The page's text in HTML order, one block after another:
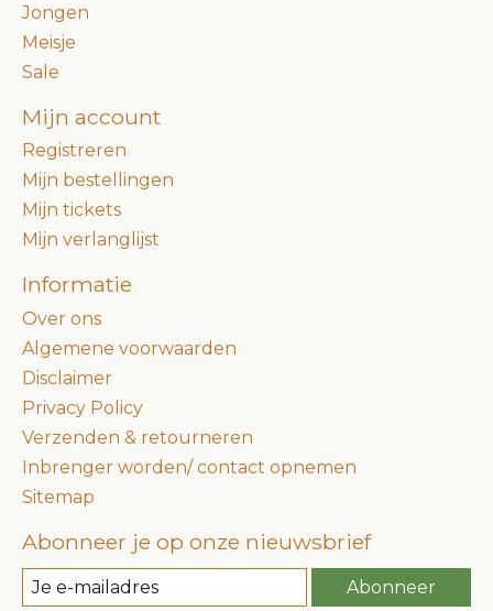
Jongen
Meisje
Sale
Mijn account
Registreren
Mijn bestellingen
Mijn tickets
Mijn verlanglijst
Informatie
Over ons
Algemene voorwaarden
Disclaimer
Privacy Policy
Verzenden & retourneren
Inbrenger worden/ contact opnemen
Sitemap
Abonneer je op onze nieuwsbrief
Abonneer